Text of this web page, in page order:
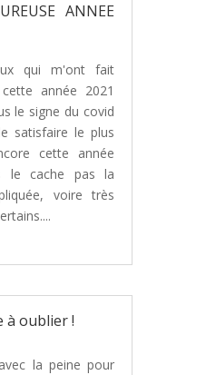
ANNEE
qui m'ont fait
année 2021
le signe du covid
satisfaire le plus
cette année
le cache pas la
voire très
à oublier !
la peine pour